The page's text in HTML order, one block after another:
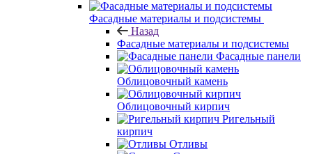
Фасадные материалы и подсистемы
Назад
Фасадные материалы и подсистемы
Фасадные панели
Облицовочный камень
Облицовочный кирпич
Ригельный
кирпич
Отливы